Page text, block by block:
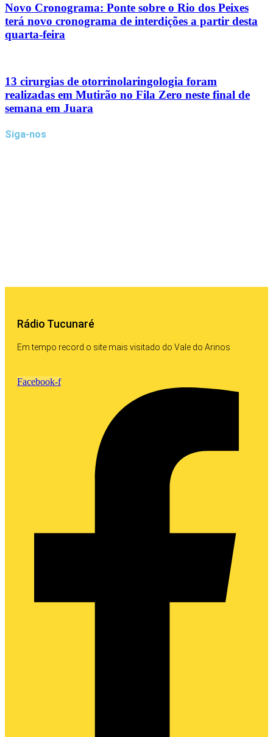
Novo Cronograma: Ponte sobre o Rio dos Peixes
terá novo cronograma de interdições a partir desta
quarta-feira
13 cirurgias de otorrinolaringologia foram
realizadas em Mutirão no Fila Zero neste final de
semana em Juara
Siga-nos
Rádio Tucunaré
Em tempo record o site mais visitado do Vale do Arinos
Facebook-f